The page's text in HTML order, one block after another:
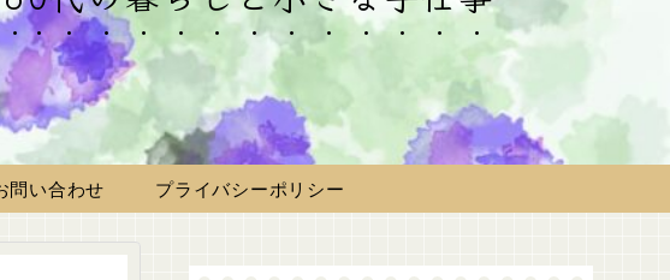
問い合わせ プライバシーポリシー